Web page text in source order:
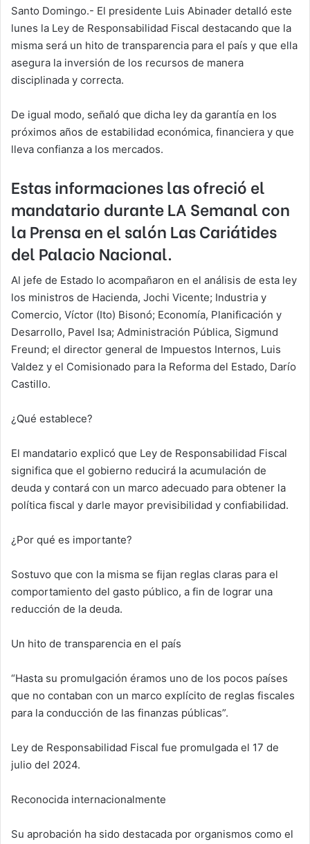
Santo Domingo.- El presidente Luis Abinader detalló este
lunes la Ley de Responsabilidad Fiscal destacando que la
misma será un hito de transparencia para el país y que ella
asegura la inversión de los recursos de manera
disciplinada y correcta.
De igual modo, señaló que dicha ley da garantía en los
próximos años de estabilidad económica, financiera y que
lleva confianza a los mercados.
Estas informaciones las ofreció el
mandatario durante LA Semanal con
la Prensa en el salón Las Cariátides
del Palacio Nacional.
Al jefe de Estado lo acompañaron en el análisis de esta ley
los ministros de Hacienda, Jochi Vicente; Industria y
Comercio, Víctor (Ito) Bisonó; Economía, Planificación y
Desarrollo, Pavel Isa; Administración Pública, Sigmund
Freund; el director general de Impuestos Internos, Luis
Valdez y el Comisionado para la Reforma del Estado, Darío
Castillo.
¿Qué establece?
El mandatario explicó que Ley de Responsabilidad Fiscal
significa que el gobierno reducirá la acumulación de
deuda y contará con un marco adecuado para obtener la
política fiscal y darle mayor previsibilidad y confiabilidad.
¿Por qué es importante?
Sostuvo que con la misma se fijan reglas claras para el
comportamiento del gasto público, a fin de lograr una
reducción de la deuda.
Un hito de transparencia en el país
“Hasta su promulgación éramos uno de los pocos países
que no contaban con un marco explícito de reglas fiscales
para la conducción de las finanzas públicas”.
Ley de Responsabilidad Fiscal fue promulgada el 17 de
julio del 2024.
Reconocida internacionalmente
Su aprobación ha sido destacada por organismos como el